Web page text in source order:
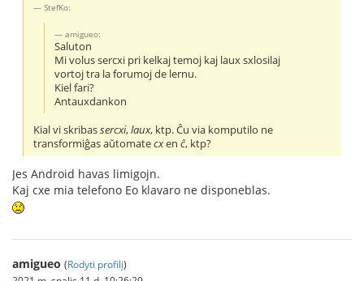
StefKo:
amigueo:
Saluton
Mi volus sercxi pri kelkaj temoj kaj laux sxlosilaj
vortoj tra la forumoj de lernu.
Kiel fari?
Antauxdankon
Kial vi skribassercxi,laux, ktp. Ĉu via komputilo ne
transformiĝas aŭtomatecxenĉ, ktp?
Jes Android havas limigojn.
Kaj cxe mia telefono Eo klavaro ne disponeblas.
amigueo (Rodyti profilį)